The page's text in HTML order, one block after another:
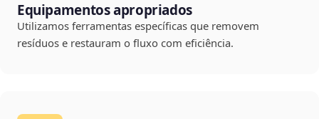
Equipamentos apropriados
Utilizamos ferramentas específicas que removem
resíduos e restauram o fluxo com eficiência.